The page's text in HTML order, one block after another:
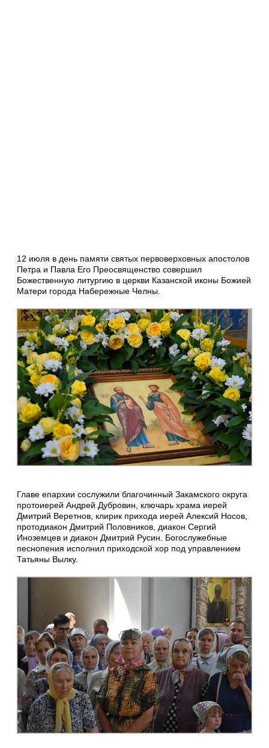
12 июля в день памяти святых первоверховных апостолов
Петра и Павла Его Преосвященство совершил
Божественную литургию в церкви Казанской иконы Божией
Матери города Набережные Челны.
Главе епархии сослужили благочинный Закамского округа
протоиерей Андрей Дубровин, ключарь храма иерей
Дмитрий Веретнов, клирик прихода иерей Алексий Носов,
протодиакон Дмитрий Половников, диакон Сергий
Иноземцев и диакон Дмитрий Русин. Богослужебные
песнопения исполнил приходской хор под управлением
Татьяны Вылку.